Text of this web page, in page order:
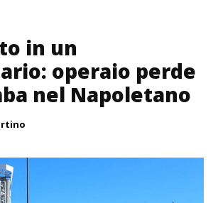
in un
operaio perde
nel Napoletano